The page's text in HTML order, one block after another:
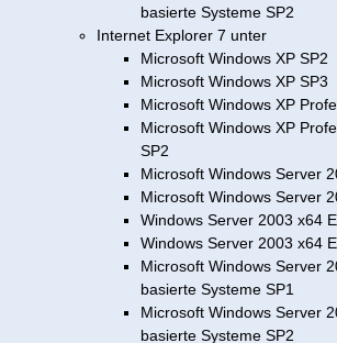
basierte Systeme SP2
Internet Explorer 7 unter
Microsoft Windows XP SP2
Microsoft Windows XP SP3
Microsoft Windows XP
Microsoft Windows XP
SP2
Microsoft Windows Server
Microsoft Windows Server
Windows Server 2003 x64
Windows Server 2003 x64
Microsoft Windows Server
basierte Systeme SP1
Microsoft Windows Server
basierte Systeme SP2